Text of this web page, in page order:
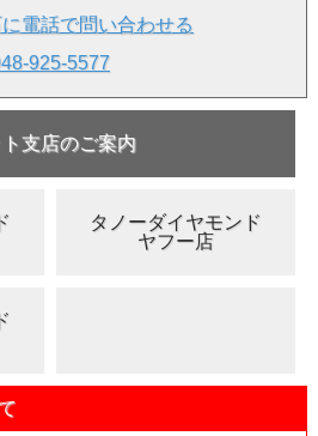
す。
( ファンシー・ブラック )
一 )
Shield Step Cut ( モディファイ
ルド・ステップ・カット )
電話で問い合わせる
925-5577
支店のご案内
タノーダイヤモンド
ヤフー店